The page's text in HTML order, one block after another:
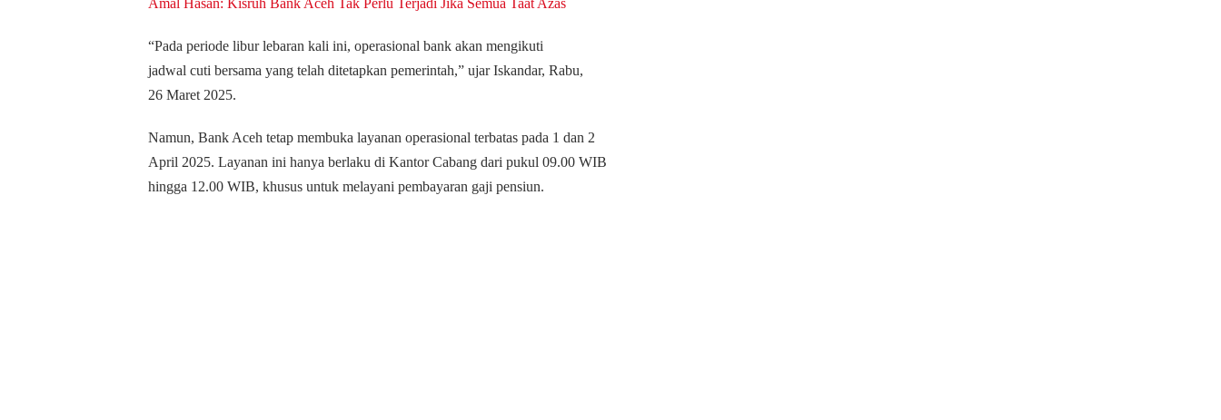
Amal Hasan: Kisruh Bank Aceh Tak Perlu Terjadi Jika Semua Taat Azas
“Pada periode libur lebaran kali ini, operasional bank akan mengikuti
jadwal cuti bersama yang telah ditetapkan pemerintah,” ujar Iskandar, Rabu,
26 Maret 2025.
Namun, Bank Aceh tetap membuka layanan operasional terbatas pada 1 dan 2
April 2025. Layanan ini hanya berlaku di Kantor Cabang dari pukul 09.00 WIB
hingga 12.00 WIB, khusus untuk melayani pembayaran gaji pensiun.